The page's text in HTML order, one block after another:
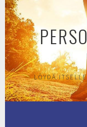
Skip
to
content
LÖYDÄ